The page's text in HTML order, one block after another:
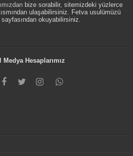
bize sorabilir, sitemizdeki yüzlerce
ulaşabilirsiniz. Fetva usulümüzü
okuyabilirsiniz.
Medya Hesaplarımız